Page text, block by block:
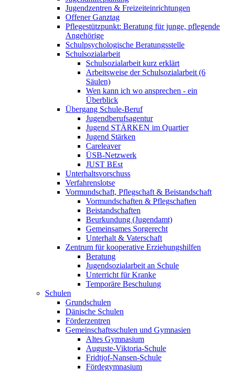
Jugendzentren & Freizeiteinrichtungen
Offener Ganztag
Pflegestützpunkt: Beratung für junge, pflegende
Angehörige
Schulpsychologische Beratungsstelle
Schulsozialarbeit
Schulsozialarbeit kurz erklärt
Arbeitsweise der Schulsozialarbeit (6
Säulen)
Wen kann ich wo ansprechen - ein
Überblick
Übergang Schule-Beruf
Jugendberufsagentur
Jugend STÄRKEN im Quartier
Jugend Stärken
Careleaver
ÜSB-Netzwerk
JUST BEst
Unterhaltsvorschuss
Verfahrenslotse
Vormundschaft, Pflegschaft & Beistandschaft
Vormundschaften & Pflegschaften
Beistandschaften
Beurkundung (Jugendamt)
Gemeinsames Sorgerecht
Unterhalt & Vaterschaft
Zentrum für kooperative Erziehungshilfen
Beratung
Jugendsozialarbeit an Schule
Unterricht für Kranke
Temporäre Beschulung
Schulen
Grundschulen
Dänische Schulen
Förderzentren
Gemeinschaftsschulen und Gymnasien
Altes Gymnasium
Auguste-Viktoria-Schule
Fridtjof-Nansen-Schule
Fördegymnasium